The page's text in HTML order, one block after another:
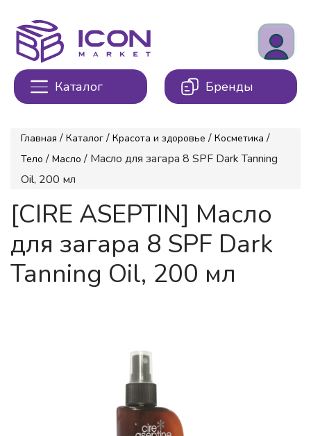
Каталог Бренды
Главная / Каталог / Красота и здоровье / Косметика /
Тело / Масло / Масло для загара 8 SPF Dark Tanning
Oil, 200 мл
[CIRE ASEPTIN] Масло
для загара 8 SPF Dark
Tanning Oil, 200 мл